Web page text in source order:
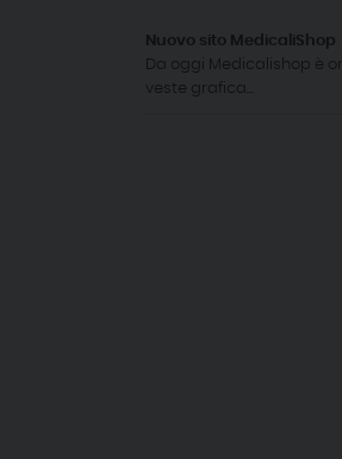
Nuovo sito MedicaliShop
Da oggi Medicalishop è
veste grafica...